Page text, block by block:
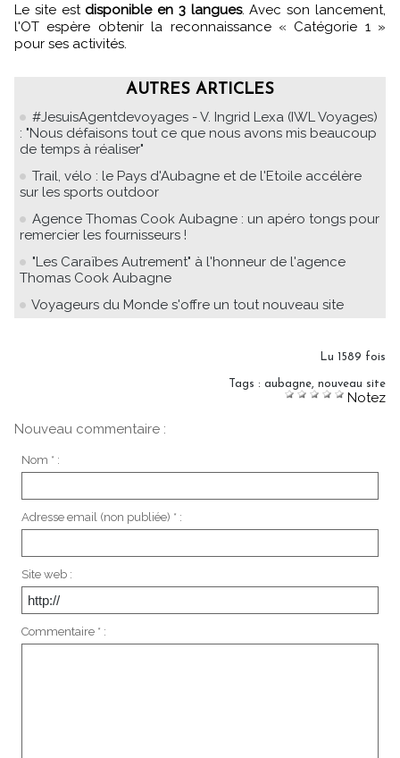
Le site est disponible en 3 langues. Avec son lancement,
l'OT espère obtenir la reconnaissance « Catégorie 1 »
pour ses activités.
AUTRES ARTICLES
#JesuisAgentdevoyages - V. Ingrid Lexa (IWL Voyages)
: "Nous défaisons tout ce que nous avons mis beaucoup
de temps à réaliser"
Trail, vélo : le Pays d'Aubagne et de l'Etoile accélère
sur les sports outdoor
Agence Thomas Cook Aubagne : un apéro tongs pour
remercier les fournisseurs !
"Les Caraïbes Autrement" à l'honneur de l'agence
Thomas Cook Aubagne
Voyageurs du Monde s'offre un tout nouveau site
Lu 1589 fois
Tags : aubagne nouveau site
Notez
Nouveau commentaire :
Nom * :
Adresse email (non publiée) * :
Site web :
Commentaire * :